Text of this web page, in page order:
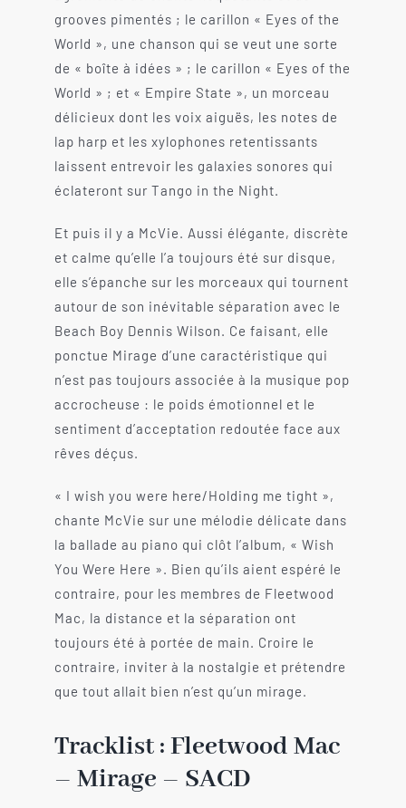
grooves pimentés ; le carillon « Eyes of the
World », une chanson qui se veut une sorte
de « boîte à idées » ; le carillon « Eyes of the
World » ; et « Empire State », un morceau
délicieux dont les voix aiguës, les notes de
lap harp et les xylophones retentissants
laissent entrevoir les galaxies sonores qui
éclateront sur Tango in the Night.
Et puis il y a McVie. Aussi élégante, discrète
et calme qu’elle l’a toujours été sur disque,
elle s’épanche sur les morceaux qui tournent
autour de son inévitable séparation avec le
Beach Boy Dennis Wilson. Ce faisant, elle
ponctue Mirage d’une caractéristique qui
n’est pas toujours associée à la musique pop
accrocheuse : le poids émotionnel et le
sentiment d’acceptation redoutée face aux
rêves déçus.
« I wish you were here/Holding me tight »,
chante McVie sur une mélodie délicate dans
la ballade au piano qui clôt l’album, « Wish
You Were Here ». Bien qu’ils aient espéré le
contraire, pour les membres de Fleetwood
Mac, la distance et la séparation ont
toujours été à portée de main. Croire le
contraire, inviter à la nostalgie et prétendre
que tout allait bien n’est qu’un mirage.
Tracklist : Fleetwood Mac
– Mirage – SACD